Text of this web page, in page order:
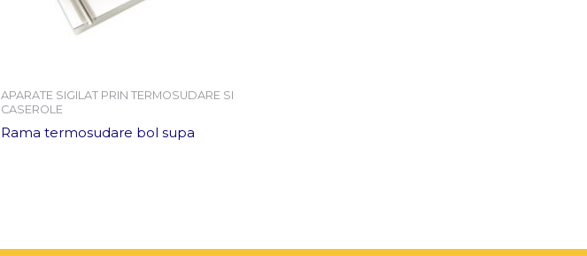
APARATE SIGILAT PRIN TERMOSUDARE SI
CASEROLE
Rama termosudare bol supa